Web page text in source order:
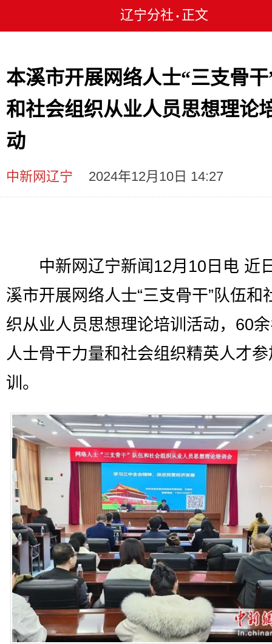
辽宁分社 • 正文
本溪市开展网络人士“三支骨
和社会组织从业人员思想理论
动
中新网辽宁 2024年12月10日 14:27
中新网辽宁新闻12月10日电 近
溪市开展网络人士“三支骨干”队伍和
织从业人员思想理论培训活动，60
人士骨干力量和社会组织精英人才
训。